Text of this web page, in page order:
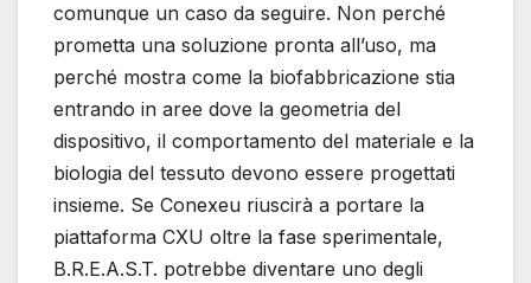
comunque un caso da seguire. Non perché
prometta una soluzione pronta all’uso, ma
perché mostra come la biofabbricazione stia
entrando in aree dove la geometria del
dispositivo, il comportamento del materiale e la
biologia del tessuto devono essere progettati
insieme. Se Conexeu riuscirà a portare la
piattaforma CXU oltre la fase sperimentale,
B.R.E.A.S.T. potrebbe diventare uno degli